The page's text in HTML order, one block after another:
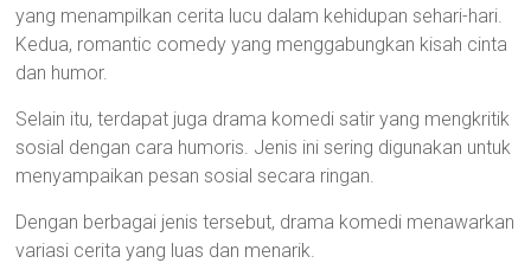
yang menampilkan cerita lucu dalam kehidupan sehari-hari.
Kedua, romantic comedy yang menggabungkan kisah cinta
dan humor.
Selain itu, terdapat juga drama komedi satir yang mengkritik
sosial dengan cara humoris. Jenis ini sering digunakan untuk
menyampaikan pesan sosial secara ringan.
Dengan berbagai jenis tersebut, drama komedi menawarkan
variasi cerita yang luas dan menarik.